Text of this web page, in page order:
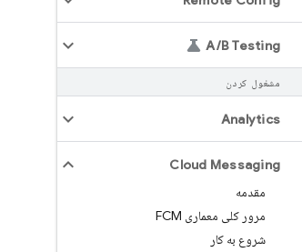
A/B Testing
مشغول کردن
Analytics
Cloud Messaging
مقدمه
مرور کلی معماری FCM
شروع به کار